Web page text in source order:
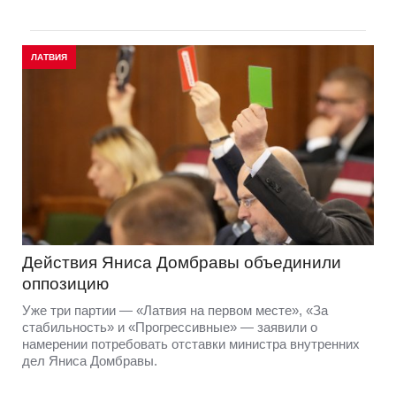
ЛАТВИЯ
Действия Яниса Домбравы объединили
оппозицию
Уже три партии — «Латвия на первом месте», «За
стабильность» и «Прогрессивные» — заявили о
намерении потребовать отставки министра внутренних
дел Яниса Домбравы.